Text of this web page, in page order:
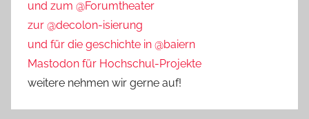
und zum @Forumtheater
zur @decolon-isierung
und für die geschichte in @baiern
Mastodon für Hochschul-Projekte
weitere nehmen wir gerne auf!